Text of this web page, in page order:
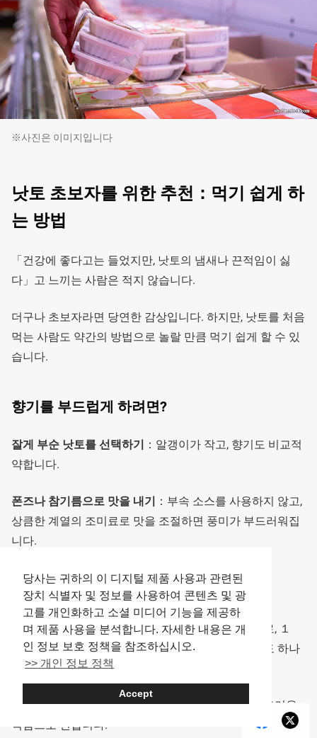
당사는 귀하의 이 디지털 제품 사용과 관련된
장치 식별자 및 정보를 사용하여 콘텐츠 및 광
고를 개인화하고 소셜 미디어 기능을 제공하
며 제품 사용을 분석합니다. 자세한 내용은 개
인 정보 보호 정책을 참조하십시오.
>> 개인 정보 정책
Accept
※사진은 이미지입니다
낫토 초보자를 위한 추천：먹기 쉽게 하
는 방법
「건강에 좋다고는 들었지만, 낫토의 냄새나 끈적임이 싫
다」고 느끼는 사람은 적지 않습니다.
더구나 초보자라면 당연한 감상입니다. 하지만, 낫토를 처음
먹는 사람도 약간의 방법으로 놀랄 만큼 먹기 쉽게 할 수 있
습니다.
향기를 부드럽게 하려면?
잘게 부순 낫토를 선택하기 ：알갱이가 작고, 향기도 비교적
약합니다.
폰즈나 참기름으로 맛을 내기 ：부속 소스를 사용하지 않고,
상큼한 계열의 조미료로 맛을 조절하면 풍미가 부드러워집
니다.
향기를 부드럽게 하려면？
너무 많이 섞지 않기：섞을수록 끈적임이 강해지므로, １
０〜２０회 정도를 기준으로 가볍게 섞는 것만으로도 하나
의 방법입니다.
생계란이나 간 참마를 추가：끈적임이 분산되어 부드러운
식감으로 변합니다.